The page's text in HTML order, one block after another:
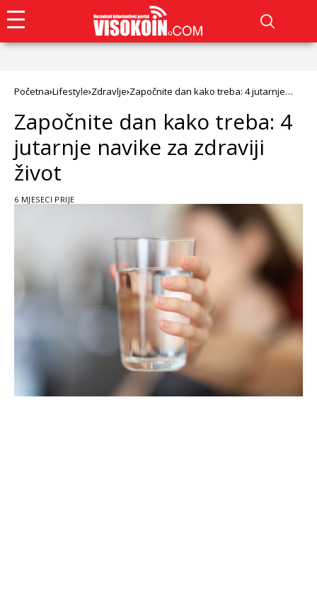
Početna Lifestyle Zdravlje Započnite dan kako treba: 4 jutarnje
Započnite dan kako treba: 4
jutarnje navike za zdraviji
život
6 MJESECI PRIJE